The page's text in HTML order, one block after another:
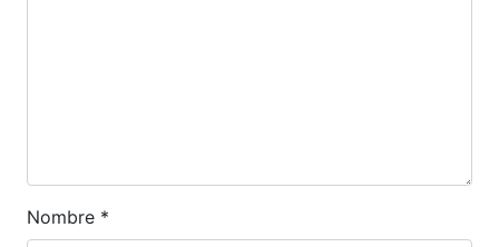
Nombre *